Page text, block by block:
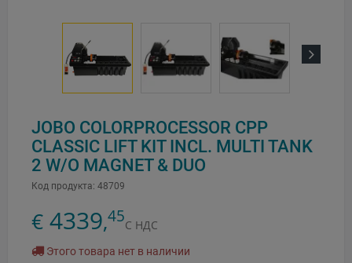
JOBO COLORPROCESSOR CPP
CLASSIC LIFT KIT INCL. MULTI TANK
2 W/O MAGNET & DUO
Код продукта: 48709
€ 4339,45С НДС
Этого товара нет в наличии